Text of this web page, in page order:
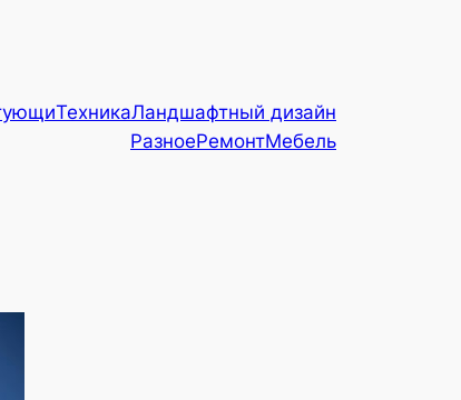
ТехникаЛандшафтный дизайн
РазноеРемонтМебель